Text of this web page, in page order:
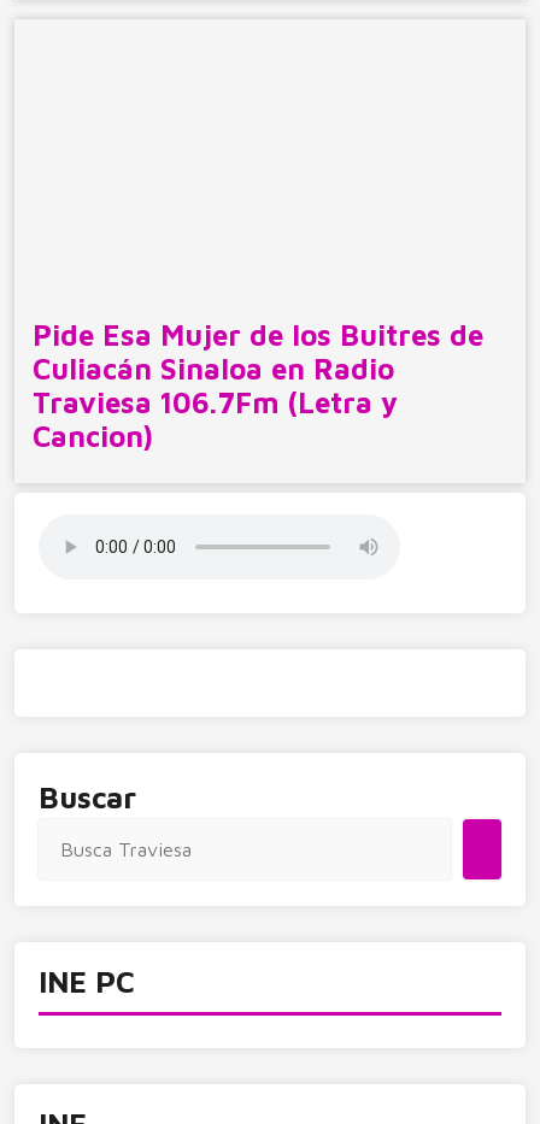
Pide Esa Mujer de los Buitres de
Culiacán Sinaloa en Radio
Traviesa 106.7Fm (Letra y
Cancion)
Buscar
INE PC